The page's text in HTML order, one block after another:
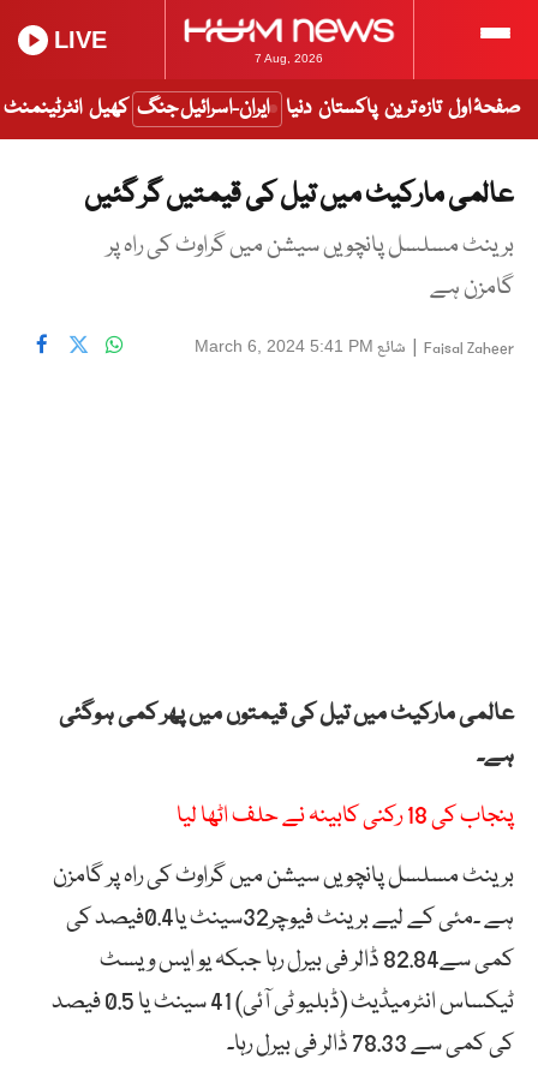
7 Aug, 2026
LIVE
صفحۂ اول تازہ ترین پاکستان دنیا ایران-اسرائیل جنگ کھیل انٹرٹینمنٹ
عالمی مارکیٹ میں تیل کی قیمتیں گر گئیں
برینٹ مسلسل پانچویں سیشن میں گراوٹ کی راہ پر
گامزن ہے
Faisal Zaheer
| شائع March 6, 2024 5:41 PM
عالمی مارکیٹ میں تیل کی قیمتوں میں پھر کمی ہوگئی
ہے۔
پنجاب کی 18 رکنی کابینہ نے حلف اٹھا لیا
برینٹ مسلسل پانچویں سیشن میں گراوٹ کی راہ پر گامزن
ہے ۔مئی کے لیے برینٹ فیوچر32سینٹ یا0.4فیصد کی
کمی سے82.84 ڈالر فی بیرل رہا جبکہ یو ایس ویسٹ
ٹیکساس انٹرمیڈیٹ (ڈبلیو ٹی آئی) 41 سینٹ یا 0.5 فیصد
کی کمی سے 78.33 ڈالر فی بیرل رہا۔